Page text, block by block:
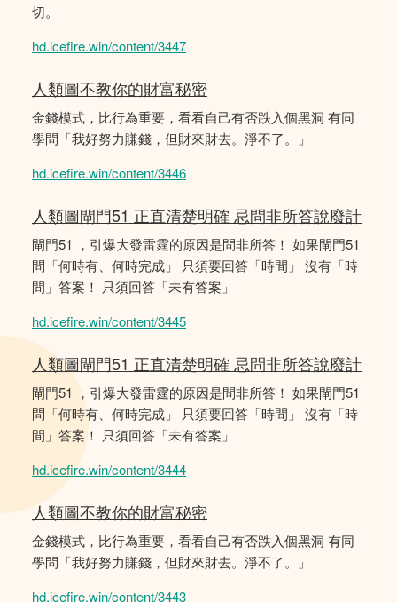
切。
hd.icefire.win/content/3447
人類圖不教你的財富秘密
金錢模式，比行為重要，看看自己有否跌入個黑洞 有同
學問「我好努力賺錢，但財來財去。淨不了。」
hd.icefire.win/content/3446
人類圖閘門51 正直清楚明確 忌問非所答說廢計
閘門51 ，引爆大發雷霆的原因是問非所答！ 如果閘門51
問「何時有、何時完成」 只須要回答「時間」 沒有「時
間」答案！ 只須回答「未有答案」
hd.icefire.win/content/3445
人類圖閘門51 正直清楚明確 忌問非所答說廢計
閘門51 ，引爆大發雷霆的原因是問非所答！ 如果閘門51
問「何時有、何時完成」 只須要回答「時間」 沒有「時
間」答案！ 只須回答「未有答案」
hd.icefire.win/content/3444
人類圖不教你的財富秘密
金錢模式，比行為重要，看看自己有否跌入個黑洞 有同
學問「我好努力賺錢，但財來財去。淨不了。」
hd.icefire.win/content/3443